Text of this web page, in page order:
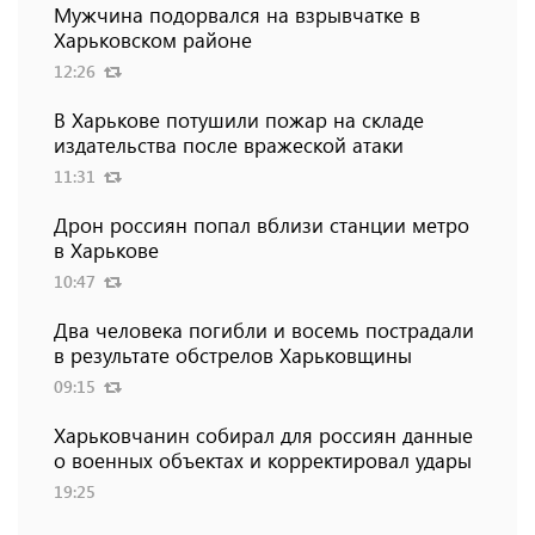
Мужчина подорвался на взрывчатке в
Харьковском районе
12:26
В Харькове потушили пожар на складе
издательства после вражеской атаки
11:31
Дрон россиян попал вблизи станции метро
в Харькове
10:47
Два человека погибли и восемь пострадали
в результате обстрелов Харьковщины
09:15
Харьковчанин собирал для россиян данные
о военных объектах и ​​корректировал удары
19:25